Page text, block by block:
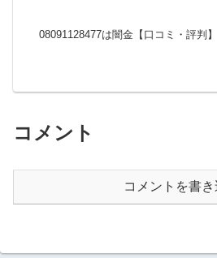
08091128477は闇金【口コミ・評判】
コメント
コメントを書き